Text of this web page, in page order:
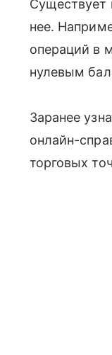
Существует
нее.
операций в
нулевым
Заранее
онлайн-
торговых